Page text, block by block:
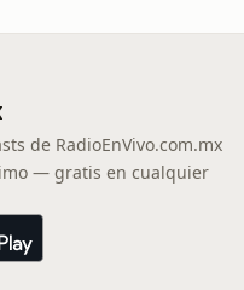
de RadioEnVivo.com.mx
— gratis en cualquier